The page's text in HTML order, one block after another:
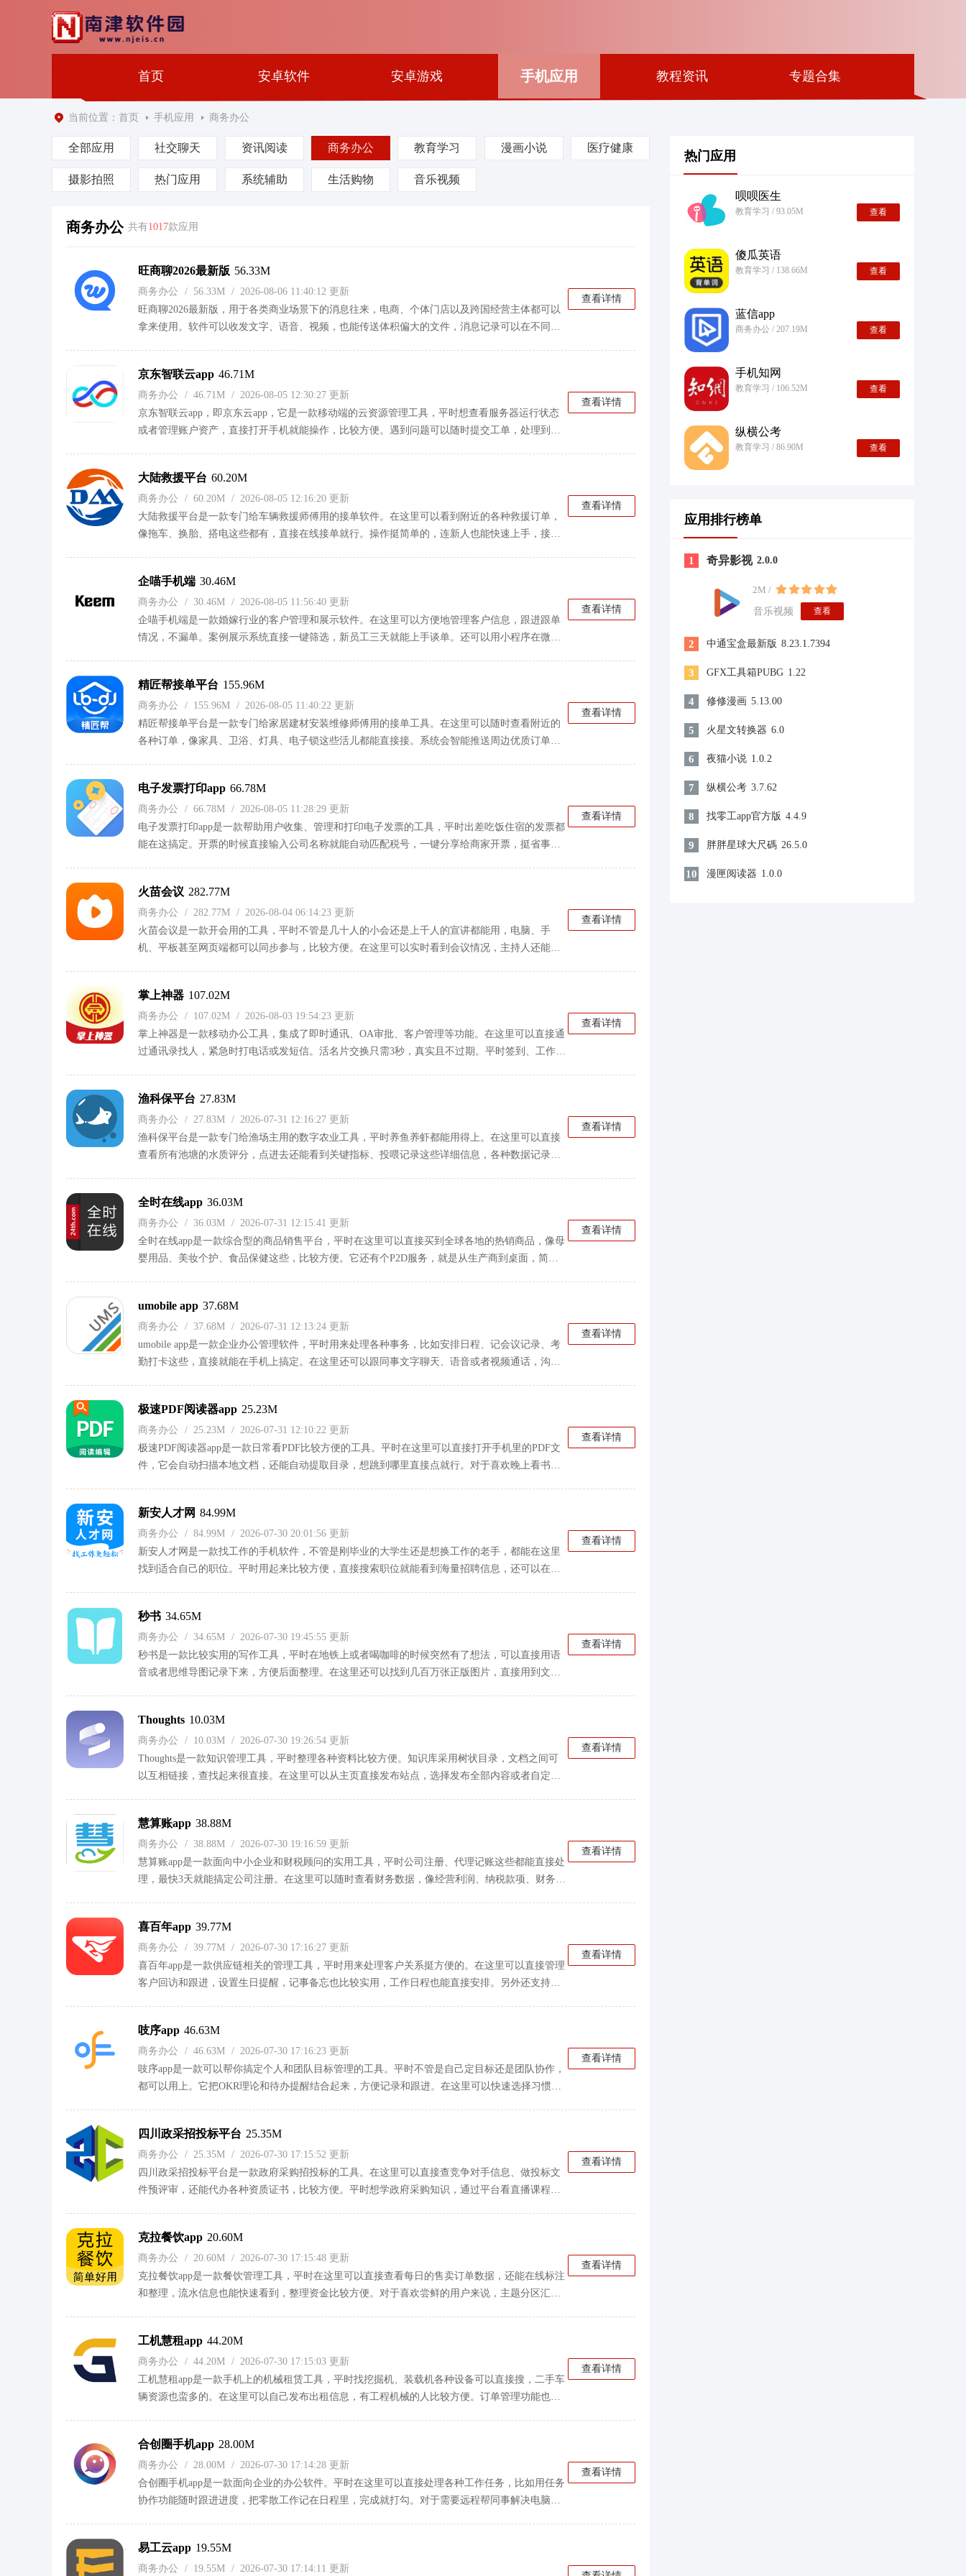
首页 安卓软件 安卓游戏 手机应用 教程资讯 专题合集
当前位置： 首页 手机应用 商务办公
全部应用 社交聊天 资讯阅读 商务办公 教育学习 漫画小说 医疗健康
摄影拍照 热门应用 系统辅助 生活购物 音乐视频
商务办公 共有1017款应用
旺商聊2026最新版 56.33M
商务办公 / 56.33M / 2026-08-06 11:40:12 更新
旺商聊2026最新版，用于各类商业场景下的消息往来，电商、个体门店以及跨国经营主体都可以
拿来使用。软件可以收发文字、语音、视频，也能传送体积偏大的文件，消息记录可以在不同设
家沟通上的开销。
查看详情
京东智联云app 46.71M
商务办公 / 46.71M / 2026-08-05 12:30:27 更新
京东智联云app，即京东云app，它是一款移动端的云资源管理工具，平时想查看服务器运行状态
或者管理账户资产，直接打开手机就能操作，比较方便。遇到问题可以随时提交工单，处理到哪
说，界面干净操作流畅，日常运维顺手。安全方面也不用担心，数据加密传输，权限控制严格，
数据物理隔离，用着放心。
查看详情
大陆救援平台 60.20M
商务办公 / 60.20M / 2026-08-05 12:16:20 更新
大陆救援平台是一款专门给车辆救援师傅用的接单软件。在这里可以看到附近的各种救援订单，
像拖车、换胎、搭电这些都有，直接在线接单就行。操作挺简单的，连新人也能快速上手，接单
查看详情
企喵手机端 30.46M
商务办公 / 30.46M / 2026-08-05 11:56:40 更新
企喵手机端是一款婚嫁行业的客户管理和展示软件。在这里可以方便地管理客户信息，跟进跟单
情况，不漏单。案例展示系统直接一键筛选，新员工三天就能上手谈单。还可以用小程序在微信
查看详情
精匠帮接单平台 155.96M
商务办公 / 155.96M / 2026-08-05 11:40:22 更新
精匠帮接单平台是一款专门给家居建材安装维修师傅用的接单工具。在这里可以随时查看附近的
各种订单，像家具、卫浴、灯具、电子锁这些活儿都能直接接。系统会智能推送周边优质订单，
广的，累计有十万多技术工人资源，LBS就近派单也能省去中间环节。
查看详情
电子发票打印app 66.78M
商务办公 / 66.78M / 2026-08-05 11:28:29 更新
电子发票打印app是一款帮助用户收集、管理和打印电子发票的工具，平时出差吃饭住宿的发票都
能在这搞定。开票的时候直接输入公司名称就能自动匹配税号，一键分享给商家开票，挺省事
打印统计功能可以避免重复打印，对于经常需要报销的用户来说比较实用。
查看详情
火苗会议 282.77M
商务办公 / 282.77M / 2026-08-04 06:14:23 更新
火苗会议是一款开会用的工具，平时不管是几十人的小会还是上千人的宣讲都能用，电脑、手
机、平板甚至网页端都可以同步参与，比较方便。在这里可以实时看到会议情况，主持人还能查
静不少。对于经常需要开会或培训的用户来说比较实用。
查看详情
掌上神器 107.02M
商务办公 / 107.02M / 2026-08-03 19:54:23 更新
掌上神器是一款移动办公工具，集成了即时通讯、OA审批、客户管理等功能。在这里可以直接通
过通讯录找人，紧急时打电话或发短信。活名片交换只需3秒，真实且不过期。平时签到、工作汇
查看详情
渔科保平台 27.83M
商务办公 / 27.83M / 2026-07-31 12:16:27 更新
渔科保平台是一款专门给渔场主用的数字农业工具，平时养鱼养虾都能用得上。在这里可以直接
查看所有池塘的水质评分，点进去还能看到关键指标、投喂记录这些详细信息，各种数据记录起
省事不少。
查看详情
全时在线app 36.03M
商务办公 / 36.03M / 2026-07-31 12:15:41 更新
全时在线app是一款综合型的商品销售平台，平时在这里可以直接买到全球各地的热销商品，像母
婴用品、美妆个护、食品保健这些，比较方便。它还有个P2D服务，就是从生产商到桌面，简化
查看详情
umobile app 37.68M
商务办公 / 37.68M / 2026-07-31 12:13:24 更新
umobile app是一款企业办公管理软件，平时用来处理各种事务，比如安排日程、记会议记录、考
勤打卡这些，直接就能在手机上搞定。在这里还可以跟同事文字聊天、语音或者视频通话，沟通
少麻烦。
查看详情
极速PDF阅读器app 25.23M
商务办公 / 25.23M / 2026-07-31 12:10:22 更新
极速PDF阅读器app是一款日常看PDF比较方便的工具。平时在这里可以直接打开手机里的PDF文
件，它会自动扫描本地文档，还能自动提取目录，想跳到哪里直接点就行。对于喜欢晚上看书的
还能提取图文，把文字或图片单独导出来。要是经常管理PDF文档，排序、改属性什么的也比较
方便。
查看详情
新安人才网 84.99M
商务办公 / 84.99M / 2026-07-30 20:01:56 更新
新安人才网是一款找工作的手机软件，不管是刚毕业的大学生还是想换工作的老手，都能在这里
找到适合自己的职位。平时用起来比较方便，直接搜索职位就能看到海量招聘信息，还可以在线
务可以关注。另外还有职场课程能学点东西，找工作之余顺便提升下技能，整体来说比较实用。
查看详情
秒书 34.65M
商务办公 / 34.65M / 2026-07-30 19:45:55 更新
秒书是一款比较实用的写作工具，平时在地铁上或者喝咖啡的时候突然有了想法，可以直接用语
音或者思维导图记录下来，方便后面整理。在这里还可以找到几百万张正版图片，直接用到文章
的人来说，这个软件比较方便。
查看详情
Thoughts 10.03M
商务办公 / 10.03M / 2026-07-30 19:26:54 更新
Thoughts是一款知识管理工具，平时整理各种资料比较方便。知识库采用树状目录，文档之间可
以互相链接，查找起来很直接。在这里可以从主页直接发布站点，选择发布全部内容或者自定
的话可以试试看。
查看详情
慧算账app 38.88M
商务办公 / 38.88M / 2026-07-30 19:16:59 更新
慧算账app是一款面向中小企业和财税顾问的实用工具，平时公司注册、代理记账这些都能直接处
理，最快3天就能搞定公司注册。在这里可以随时查看财务数据，像经营利润、纳税款项、财务报
享优惠，整体用起来比较顺手。
查看详情
喜百年app 39.77M
商务办公 / 39.77M / 2026-07-30 17:16:27 更新
喜百年app是一款供应链相关的管理工具，平时用来处理客户关系挺方便的。在这里可以直接管理
客户回访和跟进，设置生日提醒，记事备忘也比较实用，工作日程也能直接安排。另外还支持客
查看详情
吱序app 46.63M
商务办公 / 46.63M / 2026-07-30 17:16:23 更新
吱序app是一款可以帮你搞定个人和团队目标管理的工具。平时不管是自己定目标还是团队协作，
都可以用上。它把OKR理论和待办提醒结合起来，方便记录和跟进。在这里可以快速选择习惯，
用。
查看详情
四川政采招投标平台 25.35M
商务办公 / 25.35M / 2026-07-30 17:15:52 更新
四川政采招投标平台是一款政府采购招投标的工具。在这里可以直接查竞争对手信息、做投标文
件预评审，还能代办各种资质证书，比较方便。平时想学政府采购知识，通过平台看直播课程就
接找。平时喜欢研究招投标的话可以下载试试看。
查看详情
克拉餐饮app 20.60M
商务办公 / 20.60M / 2026-07-30 17:15:48 更新
克拉餐饮app是一款餐饮管理工具，平时在这里可以直接查看每日的售卖订单数据，还能在线标注
和整理，流水信息也能快速看到，整理资金比较方便。对于喜欢尝鲜的用户来说，主题分区汇集
版面，员工和顾客都能及时知道。比较实用。
查看详情
工机慧租app 44.20M
商务办公 / 44.20M / 2026-07-30 17:15:03 更新
工机慧租app是一款手机上的机械租赁工具，平时找挖掘机、装载机各种设备可以直接搜，二手车
辆资源也蛮多的。在这里可以自己发布出租信息，有工程机械的人比较方便。订单管理功能也比
查看详情
合创圈手机app 28.00M
商务办公 / 28.00M / 2026-07-30 17:14:28 更新
合创圈手机app是一款面向企业的办公软件。平时在这里可以直接处理各种工作任务，比如用任务
协作功能随时跟进进度，把零散工作记在日程里，完成就打勾。对于需要远程帮同事解决电脑问
功能则能帮企业挖掘数据价值，支持舆情分析等。还能多人同时编辑文档，修改记录都有跟踪。
不管是沟通还是协作，各种功能都挺实用的。平时喜欢移动办公的话可以下载试试看。
查看详情
易工云app 19.55M
商务办公 / 19.55M / 2026-07-30 17:14:11 更新
热门应用
呗呗医生
教育学习 / 93.05M 查看
傻瓜英语
教育学习 / 138.66M 查看
蓝信app
商务办公 / 207.19M 查看
手机知网
教育学习 / 106.52M 查看
纵横公考
教育学习 / 86.90M 查看
应用排行榜单
1 奇异影视 2.0.0
2M /
音乐视频
查看
2 中通宝盒最新版 8.23.1.7394
3 GFX工具箱PUBG 1.22
4 修修漫画 5.13.00
5 火星文转换器 6.0
6 夜猫小说 1.0.2
7 纵横公考 3.7.62
8 找零工app官方版 4.4.9
9 胖胖星球大尺碼 26.5.0
10 漫匣阅读器 1.0.0